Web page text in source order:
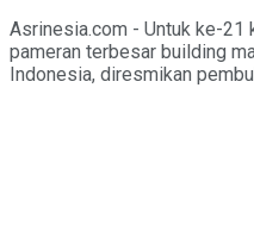
Asrinesia.com - Untuk ke-21
pameran terbesar building
Indonesia, diresmikan